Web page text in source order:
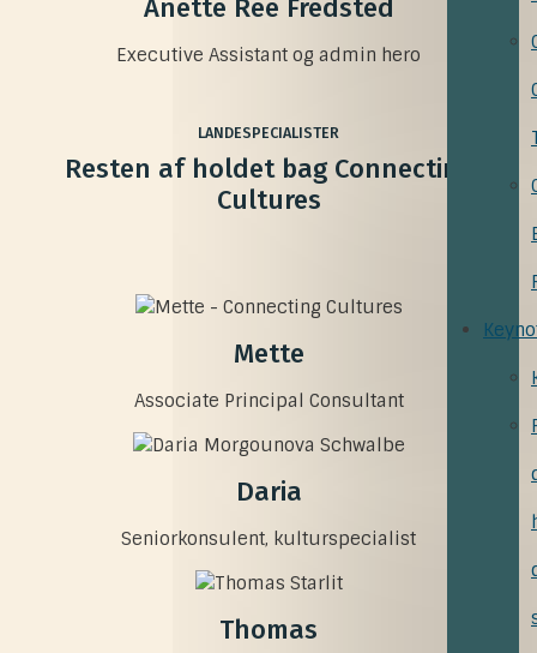
Anette Ree Fredsted
Executive Assistant og admin hero
LANDESPECIALISTER
Resten af holdet bag Connecting
Cultures
Mette
Associate Principal Consultant
Daria
Seniorkonsulent, kulturspecialist
Thomas